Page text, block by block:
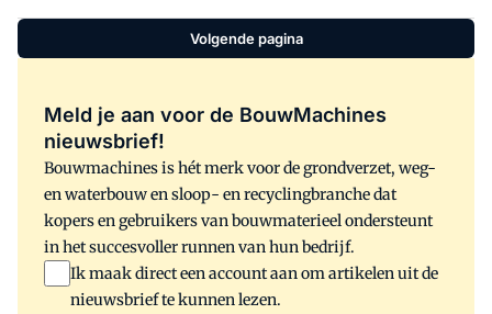
van Pronar, toont Herwijnen ook de
nieuwste rupsmobiele transportband.
Volgende pagina
Meld je aan voor de BouwMachines
nieuwsbrief!
Bouwmachines is hét merk voor de grondverzet, weg-
en waterbouw en sloop- en recyclingbranche dat
kopers en gebruikers van bouwmaterieel ondersteunt
in het succesvoller runnen van hun bedrijf.
Ik maak direct een account aan om artikelen uit de
nieuwsbrief te kunnen lezen.